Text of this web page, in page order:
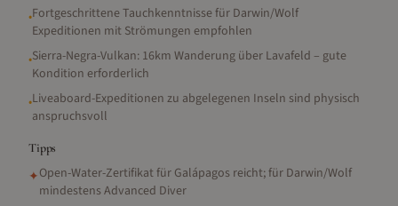
•Fortgeschrittene Tauchkenntnisse für Darwin/Wolf
Expeditionen mit Strömungen empfohlen
•Sierra-Negra-Vulkan: 16km Wanderung über Lavafeld – gute
Kondition erforderlich
•Liveaboard-Expeditionen zu abgelegenen Inseln sind physisch
anspruchsvoll
Tipps
✦Open-Water-Zertifikat für Galápagos reicht; für Darwin/Wolf
mindestens Advanced Diver